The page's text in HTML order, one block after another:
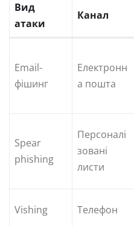
Вид
атаки
Канал
Email-
фішинг
Електронн
а пошта
Spear
phishing
Персоналі
зовані
листи
Vishing Телефон